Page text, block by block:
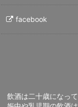
facebook
飲酒は二十歳になっ